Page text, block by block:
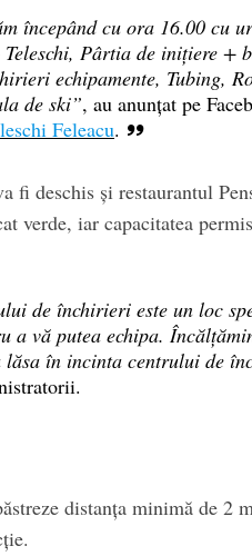
începând cu ora 16.00 cu
Pârtia de inițiere +
echipamente, Tubing,
de ski”, au anunțat pe
Feleacu.
fi deschis și restaurantul
verde, iar capacitatea
de închirieri este un loc
a vă putea echipa.
lăsa în incinta centrului de
distanța minimă de 2